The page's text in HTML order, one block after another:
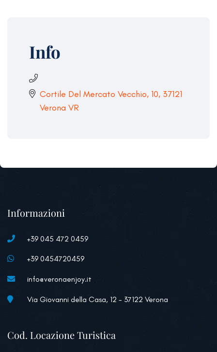
Info
Cortile Del Mercato Vecchio, 10, 37121
Verona VR
Informazioni
+39 045 472 0459
+39 0454720459
info@veronaenjoy.it
Via Giovanni della Casa, 12 - 37122 Verona
Cod. Locazione Turistica